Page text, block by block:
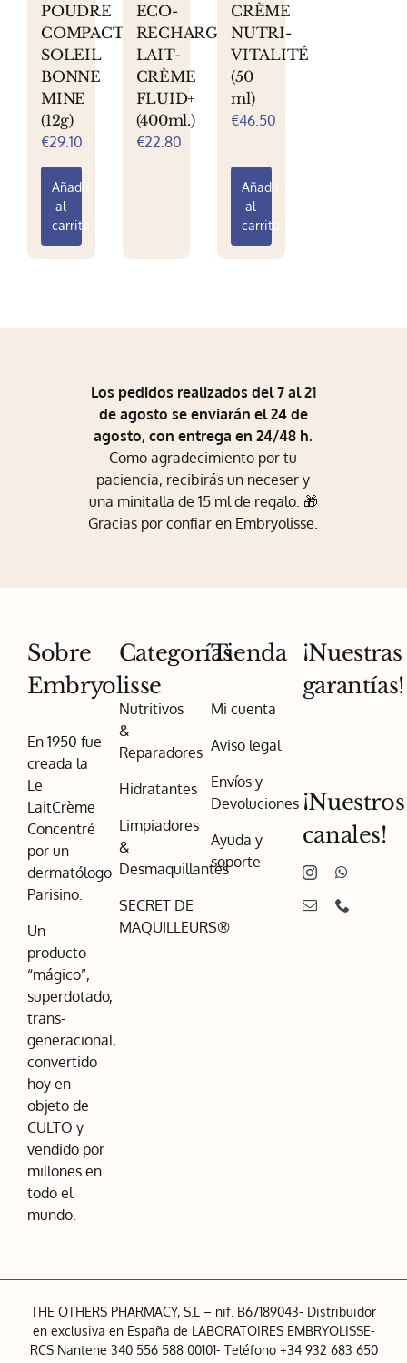
POUDRE
COMPACTE
SOLEIL
BONNE
MINE
(12g)
€29.10
Añadir
al
carrito
ECO-
RECHARGE
LAIT-
CRÈME
FLUID+
(400ml.)
€22.80
CRÈME
NUTRI-
VITALITÉ
(50
ml)
€46.50
Añadir
al
carrito
Los pedidos realizados del 7 al 21
de agosto se enviarán el 24 de
agosto, con entrega en 24/48 h.
Como agradecimiento por tu
paciencia, recibirás un neceser y
una minitalla de 15 ml de regalo. 🎁
Gracias por confiar en Embryolisse.
Sobre
Embryolisse
En 1950 fue
creada la
Le
LaitCrème
Concentré
por un
dermatólogo
Parisino.
Un
producto
“mágico”,
superdotado,
trans-
generacional,
convertido
hoy en
objeto de
CULTO y
vendido por
millones en
todo el
mundo.
Categorías
Nutritivos
&
Reparadores
Hidratantes
Limpiadores
&
Desmaquillantes
SECRET DE
MAQUILLEURS®
Tienda
Mi cuenta
Aviso legal
Envíos y
Devoluciones
Ayuda y
soporte
¡Nuestras
garantías!
¡Nuestros
canales!
THE OTHERS PHARMACY, S.L – nif. B67189043- Distribuidor
en exclusiva en España de LABORATOIRES EMBRYOLISSE-
RCS Nantene 340 556 588 00101- Teléfono +34 932 683 650